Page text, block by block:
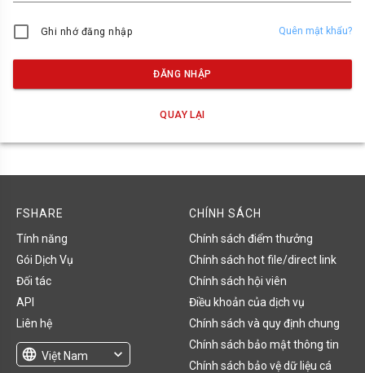
Ghi nhớ đăng nhập Quên mật khẩu?
ĐĂNG NHẬP
QUAY LẠI
FSHARE
Tính năng
Gói Dịch Vụ
Đối tác
API
Liên hệ
language Việt Nam
expand_more
CHÍNH SÁCH
Chính sách điểm thưởng
Chính sách hot file/direct link
Chính sách hội viên
Điều khoản của dịch vụ
Chính sách và quy định chung
Chính sách bảo mật thông tin
Chính sách bảo vệ dữ liệu cá